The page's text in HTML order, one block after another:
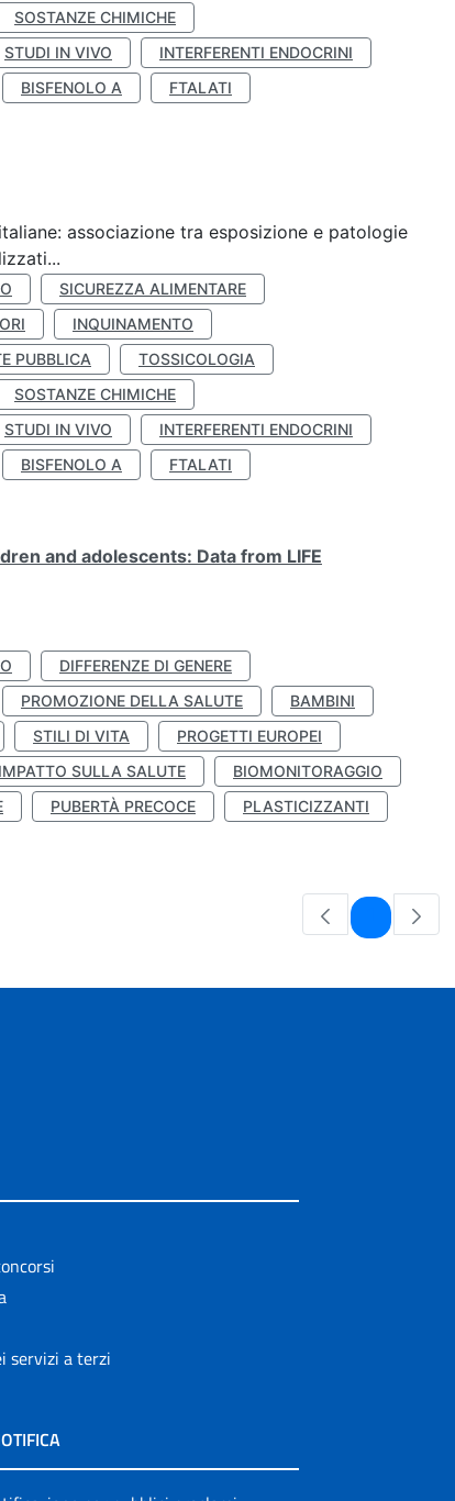
SOSTANZE CHIMICHE
STUDI IN VIVO
INTERFERENTI ENDOCRINI
BISFENOLO A
FTALATI
associazione tra esposizione e patologie
SICUREZZA ALIMENTARE
INQUINAMENTO
PUBBLICA
TOSSICOLOGIA
SOSTANZE CHIMICHE
STUDI IN VIVO
INTERFERENTI ENDOCRINI
BISFENOLO A
FTALATI
and adolescents: Data from LIFE
DIFFERENZE DI GENERE
PROMOZIONE DELLA SALUTE
BAMBINI
STILI DI VITA
PROGETTI EUROPEI
SULLA SALUTE
BIOMONITORAGGIO
PUBERTÀ PRECOCE
PLASTICIZZANTI
Pagina
servizi a terzi